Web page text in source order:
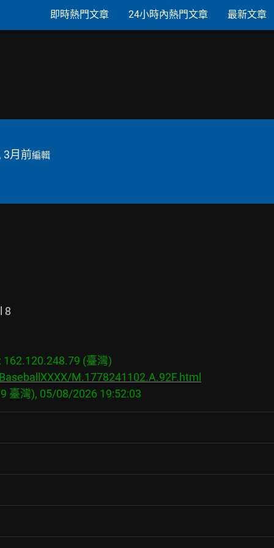
即時熱門文章 24小時內熱門文章 最新文章
3月前編輯
8
(臺灣)
M.1778241102.A.92F.html